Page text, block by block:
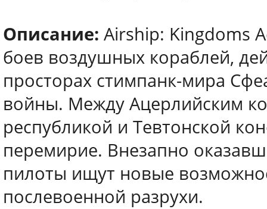
Описание: Airship: Kingdoms
боев воздушных кораблей,
просторах стимпанк-мира
войны. Между Ацерлийским
республикой и Тевтонской
перемирие. Внезапно
пилоты ищут новые
послевоенной разрухи.